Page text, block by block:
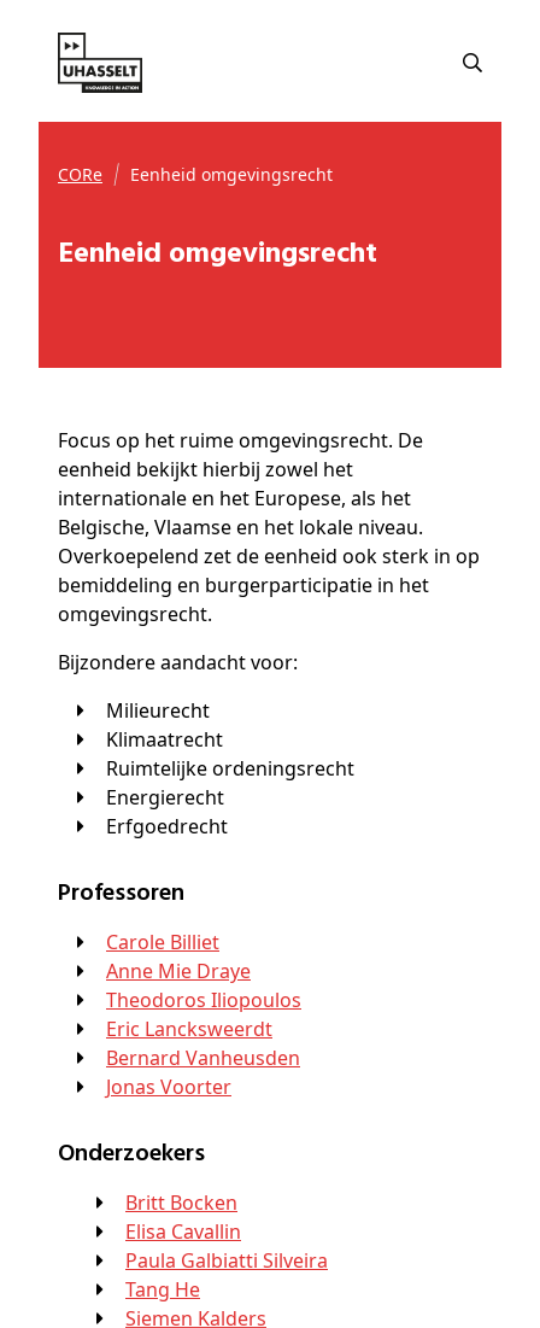
CORe Eenheid omgevingsrecht
Eenheid omgevingsrecht
Focus op het ruime omgevingsrecht. De
eenheid bekijkt hierbij zowel het
internationale en het Europese, als het
Belgische, Vlaamse en het lokale niveau.
Overkoepelend zet de eenheid ook sterk in op
bemiddeling en burgerparticipatie in het
omgevingsrecht.
Bijzondere aandacht voor:
Milieurecht
Klimaatrecht
Ruimtelijke ordeningsrecht
Energierecht
Erfgoedrecht
Professoren
Carole Billiet
Anne Mie Draye
Theodoros Iliopoulos
Eric Lancksweerdt
Bernard Vanheusden
Jonas Voorter
Onderzoekers
Britt Bocken
Elisa Cavallin
Paula Galbiatti Silveira
Tang He
Siemen Kalders